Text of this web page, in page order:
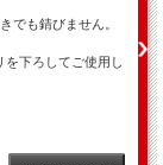
でも錆びません。
下ろしてご使用し